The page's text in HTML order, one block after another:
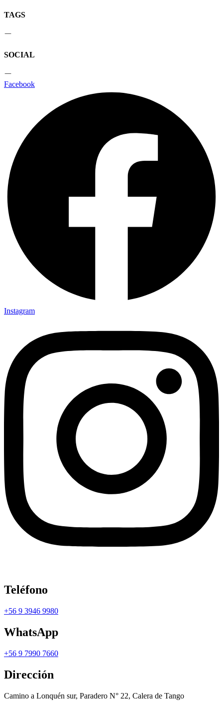
TAGS
SOCIAL
Facebook
Instagram
Teléfono
+56 9 3946 9980
WhatsApp
+56 9 7990 7660
Dirección
Camino a Lonquén sur, Paradero N° 22, Calera de Tango